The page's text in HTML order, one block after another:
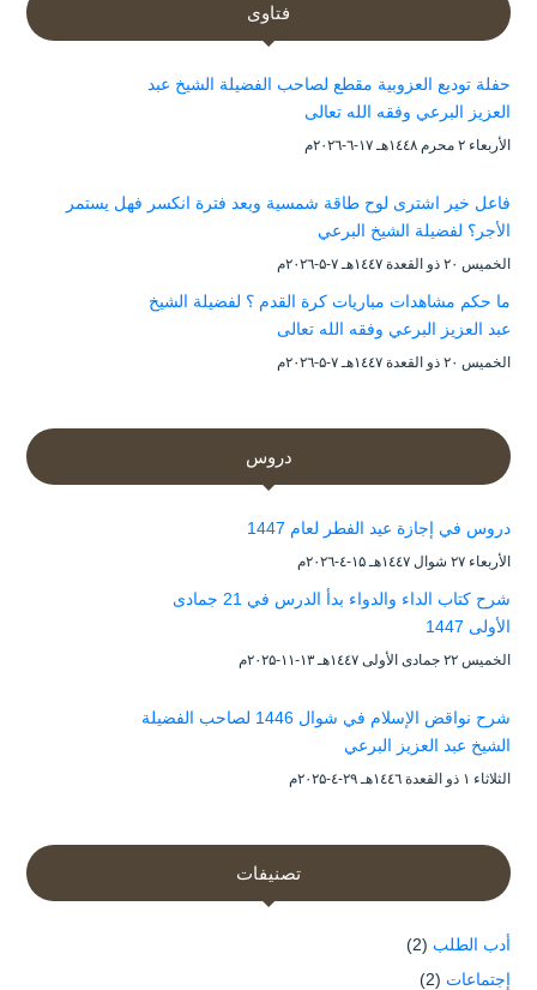
فتاوى
حفلة توديع العزوبية مقطع لصاحب الفضيلة الشيخ عبد
العزيز البرعي وفقه الله تعالى
الأربعاء ۲ محرم ۱٤٤۸هـ ۱۷-٦-۲۰۲٦م
فاعل خير اشترى لوح طاقة شمسية وبعد فترة انكسر فهل يستمر
الأجر؟ لفضيلة الشيخ البرعي
الخميس ۲۰ ذو القعدة ۱٤٤۷هـ ۷-۵-۲۰۲٦م
ما حكم مشاهدات مباريات كرة القدم ؟ لفضيلة الشيخ
عبد العزيز البرعي وفقه الله تعالى
الخميس ۲۰ ذو القعدة ۱٤٤۷هـ ۷-۵-۲۰۲٦م
دروس
دروس في إجازة عيد الفطر لعام 1447
الأربعاء ۲۷ شوال ۱٤٤۷هـ ۱۵-٤-۲۰۲٦م
شرح كتاب الداء والدواء بدأ الدرس في 21 جمادى
الأولى 1447
الخميس ۲۲ جمادى الأولى ۱٤٤۷هـ ۱۳-۱۱-۲۰۲۵م
شرح نواقض الإسلام في شوال 1446 لصاحب الفضيلة
الشيخ عبد العزيز البرعي
الثلاثاء ۱ ذو القعدة ۱٤٤٦هـ ۲۹-٤-۲۰۲۵م
تصنيفات
أدب الطلب (2)
إجتماعات (2)